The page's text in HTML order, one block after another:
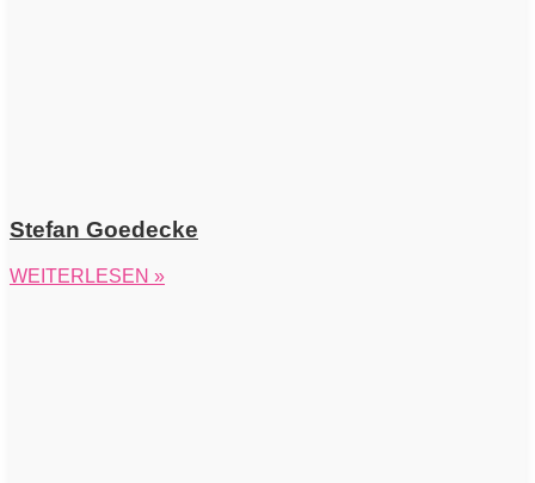
Stefan Goedecke
WEITERLESEN »